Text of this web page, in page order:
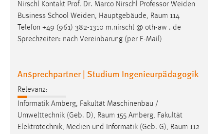
Nirschl Kontakt Prof. Dr. Marco Nirschl Professor Weiden
Business School Weiden, Hauptgebäude, Raum 114
Telefon +49 (961) 382-1310 m.nirschl @ oth-aw . de
Sprechzeiten: nach Vereinbarung (per E-Mail)
Ansprechpartner | Studium Ingenieurpädagogik
Relevanz:
Informatik Amberg, Fakultät Maschinenbau /
Umwelttechnik (Geb. D), Raum 155 Amberg, Fakultät
Elektrotechnik, Medien und Informatik (Geb. G), Raum 112